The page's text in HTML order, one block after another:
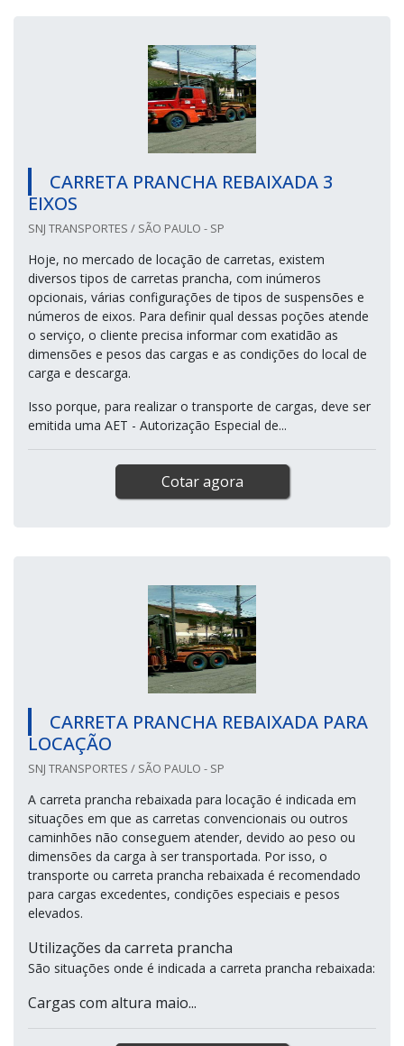
CARRETA PRANCHA REBAIXADA 3
EIXOS
SNJ TRANSPORTES / SÃO PAULO - SP
Hoje, no mercado de locação de carretas, existem
diversos tipos de carretas prancha, com inúmeros
opcionais, várias configurações de tipos de suspensões e
números de eixos. Para definir qual dessas poções atende
o serviço, o cliente precisa informar com exatidão as
dimensões e pesos das cargas e as condições do local de
carga e descarga.
Isso porque, para realizar o transporte de cargas, deve ser
emitida uma AET - Autorização Especial de...
Cotar agora
CARRETA PRANCHA REBAIXADA PARA
LOCAÇÃO
SNJ TRANSPORTES / SÃO PAULO - SP
A carreta prancha rebaixada para locação é indicada em
situações em que as carretas convencionais ou outros
caminhões não conseguem atender, devido ao peso ou
dimensões da carga à ser transportada. Por isso, o
transporte ou carreta prancha rebaixada é recomendado
para cargas excedentes, condições especiais e pesos
elevados.
Utilizações da carreta prancha
São situações onde é indicada a carreta prancha rebaixada:
Cargas com altura maio...